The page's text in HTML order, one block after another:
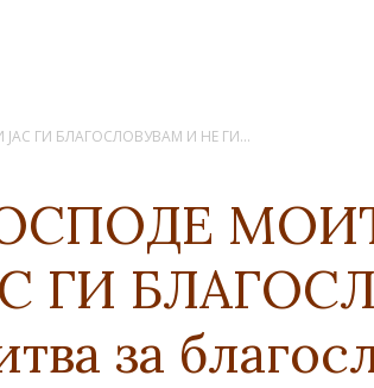
ГИ БЛАГОСЛОВУВАМ И НЕ ГИ...
ГИ
за